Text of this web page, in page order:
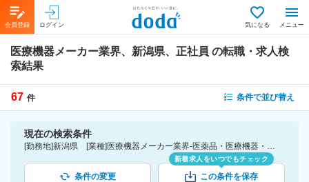
会員登録 ログイン 気になる メニュー
医療機器メーカー業界、新潟県、正社員 の転職・求人検
索結果
67 件 条件で並び替え
現在の検索条件
[勤務地]新潟県 [業種]医療機器メーカー業界-医薬品・医療機器・ライフサイエンス・医療系サービス [雇用形態]正社員
条件の変更
新着求人をいつでもチェック
この条件を保存